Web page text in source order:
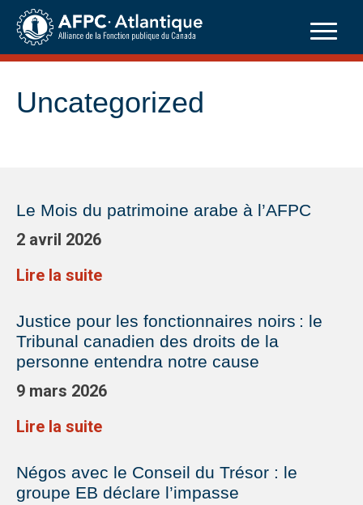
Skip
content
Uncategorized
Le Mois du patrimoine arabe à l’AFPC
2 avril 2026
Lire la suite
Justice pour les fonctionnaires noirs : le
Tribunal canadien des droits de la
personne entendra notre cause
9 mars 2026
Lire la suite
Négos avec le Conseil du Trésor : le
groupe EB déclare l’impasse